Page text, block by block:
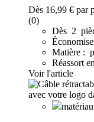
Dès 16,99 € par
(0)
Dès 2
Matière :
Réassort
Voir l'article